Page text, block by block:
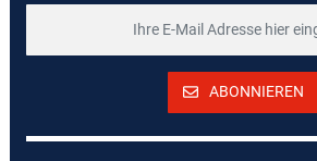
ABONNIEREN